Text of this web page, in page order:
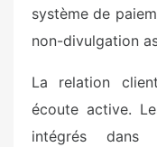
système de
non-divulgation
La relation
écoute active.
intégrés dans